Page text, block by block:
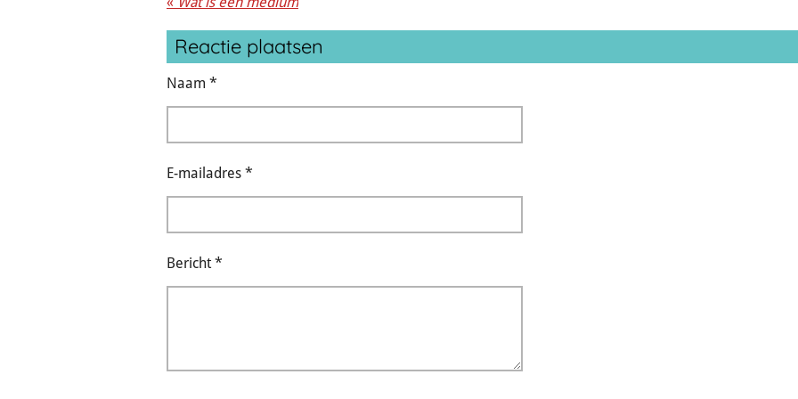
Reactie plaatsen
Naam *
E-mailadres *
Bericht *